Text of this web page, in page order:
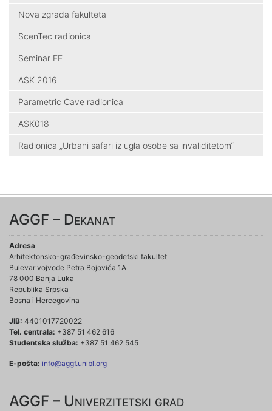
Nova zgrada fakulteta
ScenTec radionica
Seminar EE
ASK 2016
Parametric Cave radionica
ASK018
Radionica „Urbani safari iz ugla osobe sa invaliditetom“
AGGF – Dekanat
Adresa
Arhitektonsko-građevinsko-geodetski fakultet
Bulevar vojvode Petra Bojovića 1A
78 000 Banja Luka
Republika Srpska
Bosna i Hercegovina
JIB: 4401017720022
Tel. centrala: +387 51 462 616
Studentska služba: +387 51 462 545
E-pošta: info@aggf.unibl.org
AGGF – Univerzitetski grad